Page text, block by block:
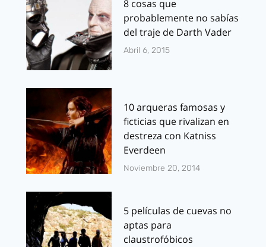
8 cosas que
probablemente no sabías
del traje de Darth Vader
Abril 6, 2015
10 arqueras famosas y
ficticias que rivalizan en
destreza con Katniss
Everdeen
Noviembre 20, 2014
5 películas de cuevas no
aptas para
claustrofóbicos